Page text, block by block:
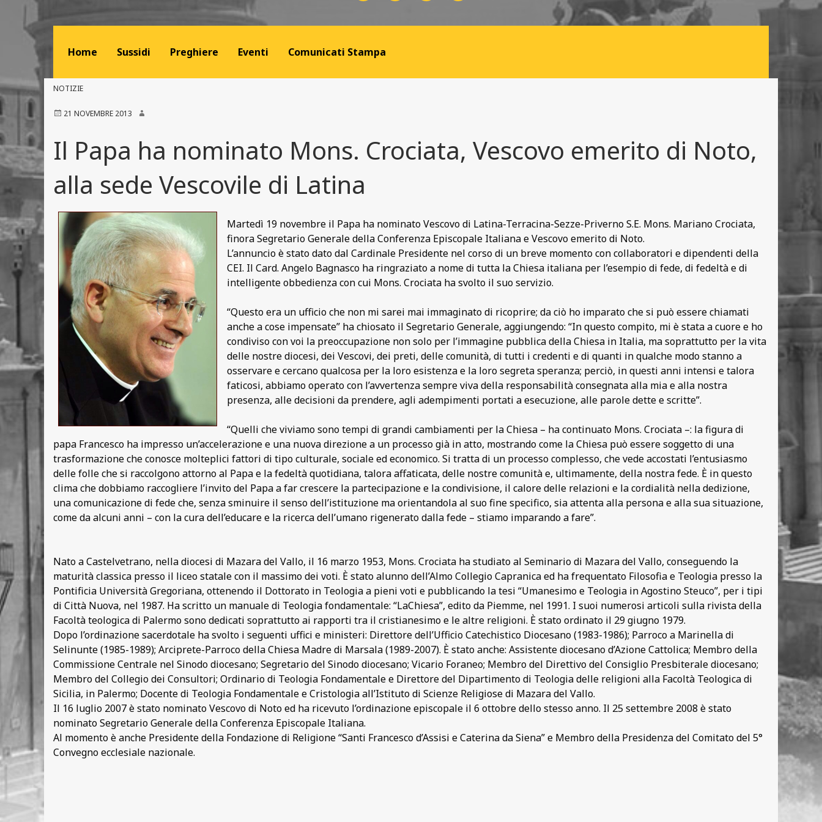
Home Sussidi Preghiere Eventi Comunicati Stampa
NOTIZIE
21 NOVEMBRE 2013
Il Papa ha nominato Mons. Crociata, Vescovo emerito di Noto,
alla sede Vescovile di Latina
Martedì 19 novembre il Papa ha nominato Vescovo di Latina-Terracina-Sezze-Priverno S.E. Mons. Mariano Crociata,
finora Segretario Generale della Conferenza Episcopale Italiana e Vescovo emerito di Noto.
L’annuncio è stato dato dal Cardinale Presidente nel corso di un breve momento con collaboratori e dipendenti della
CEI. Il Card. Angelo Bagnasco ha ringraziato a nome di tutta la Chiesa italiana per l’esempio di fede, di fedeltà e di
intelligente obbedienza con cui Mons. Crociata ha svolto il suo servizio.
“Questo era un ufficio che non mi sarei mai immaginato di ricoprire; da ciò ho imparato che si può essere chiamati
anche a cose impensate” ha chiosato il Segretario Generale, aggiungendo: “In questo compito, mi è stata a cuore e ho
condiviso con voi la preoccupazione non solo per l’immagine pubblica della Chiesa in Italia, ma soprattutto per la vita
delle nostre diocesi, dei Vescovi, dei preti, delle comunità, di tutti i credenti e di quanti in qualche modo stanno a
osservare e cercano qualcosa per la loro esistenza e la loro segreta speranza; perciò, in questi anni intensi e talora
faticosi, abbiamo operato con l’avvertenza sempre viva della responsabilità consegnata alla mia e alla nostra
presenza, alle decisioni da prendere, agli adempimenti portati a esecuzione, alle parole dette e scritte”.
“Quelli che viviamo sono tempi di grandi cambiamenti per la Chiesa – ha continuato Mons. Crociata –: la figura di
papa Francesco ha impresso un’accelerazione e una nuova direzione a un processo già in atto, mostrando come la Chiesa può essere soggetto di una
trasformazione che conosce molteplici fattori di tipo culturale, sociale ed economico. Si tratta di un processo complesso, che vede accostati l’entusiasmo
delle folle che si raccolgono attorno al Papa e la fedeltà quotidiana, talora affaticata, delle nostre comunità e, ultimamente, della nostra fede. È in questo
clima che dobbiamo raccogliere l’invito del Papa a far crescere la partecipazione e la condivisione, il calore delle relazioni e la cordialità nella dedizione,
una comunicazione di fede che, senza sminuire il senso dell’istituzione ma orientandola al suo fine specifico, sia attenta alla persona e alla sua situazione,
come da alcuni anni – con la cura dell’educare e la ricerca dell’umano rigenerato dalla fede – stiamo imparando a fare”.
Nato a Castelvetrano, nella diocesi di Mazara del Vallo, il 16 marzo 1953, Mons. Crociata ha studiato al Seminario di Mazara del Vallo, conseguendo la
maturità classica presso il liceo statale con il massimo dei voti. È stato alunno dell’Almo Collegio Capranica ed ha frequentato Filosofia e Teologia presso la
Pontificia Università Gregoriana, ottenendo il Dottorato in Teologia a pieni voti e pubblicando la tesi “Umanesimo e Teologia in Agostino Steuco”, per i tipi
di Città Nuova, nel 1987. Ha scritto un manuale di Teologia fondamentale: “LaChiesa”, edito da Piemme, nel 1991. I suoi numerosi articoli sulla rivista della
Facoltà teologica di Palermo sono dedicati soprattutto ai rapporti tra il cristianesimo e le altre religioni. È stato ordinato il 29 giugno 1979.
Dopo l’ordinazione sacerdotale ha svolto i seguenti uffici e ministeri: Direttore dell’Ufficio Catechistico Diocesano (1983-1986); Parroco a Marinella di
Selinunte (1985-1989); Arciprete-Parroco della Chiesa Madre di Marsala (1989-2007). È stato anche: Assistente diocesano d’Azione Cattolica; Membro della
Commissione Centrale nel Sinodo diocesano; Segretario del Sinodo diocesano; Vicario Foraneo; Membro del Direttivo del Consiglio Presbiterale diocesano;
Membro del Collegio dei Consultori; Ordinario di Teologia Fondamentale e Direttore del Dipartimento di Teologia delle religioni alla Facoltà Teologica di
Sicilia, in Palermo; Docente di Teologia Fondamentale e Cristologia all’Istituto di Scienze Religiose di Mazara del Vallo.
Il 16 luglio 2007 è stato nominato Vescovo di Noto ed ha ricevuto l’ordinazione episcopale il 6 ottobre dello stesso anno. Il 25 settembre 2008 è stato
nominato Segretario Generale della Conferenza Episcopale Italiana.
Al momento è anche Presidente della Fondazione di Religione “Santi Francesco d’Assisi e Caterina da Siena” e Membro della Presidenza del Comitato del 5°
Convegno ecclesiale nazionale.